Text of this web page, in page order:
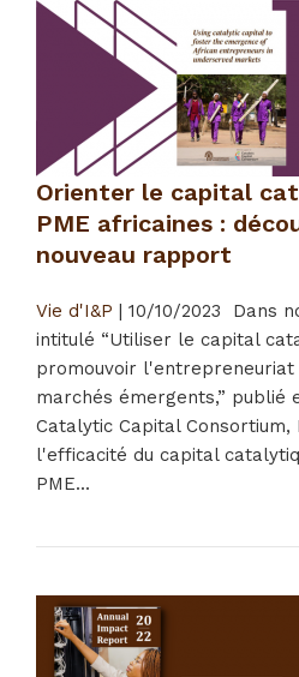
Orienter le capital
PME africaines :
nouveau rapport
Vie d'I&P | 10/10/2023 Dans
intitulé “Utiliser le capital
promouvoir l'entrepreneuriat
marchés émergents,” publié
Catalytic Capital Consortium,
l'efficacité du capital
PME...